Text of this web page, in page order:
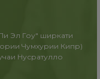
Эл Гоу" ширкати
Чумхурии Кипр)
Нусратулло